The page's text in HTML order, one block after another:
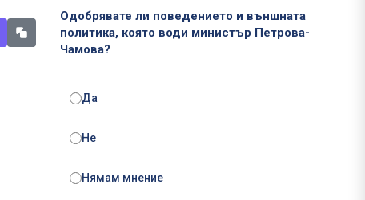
Одобрявате ли поведението и външната
политика, която води министър Петрова-
Чамова?
Да
Не
Нямам мнение